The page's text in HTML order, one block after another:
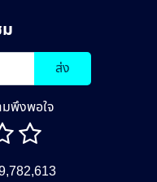
ส่ง
มพึงพอใจ